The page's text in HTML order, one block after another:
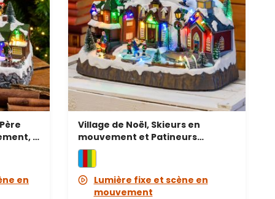
h
en
Village de Noël, Skieurs en
mouvement et Patineurs
tournants, h 24 cm, mélodies de
Lumière fixe et scène en
mouvement